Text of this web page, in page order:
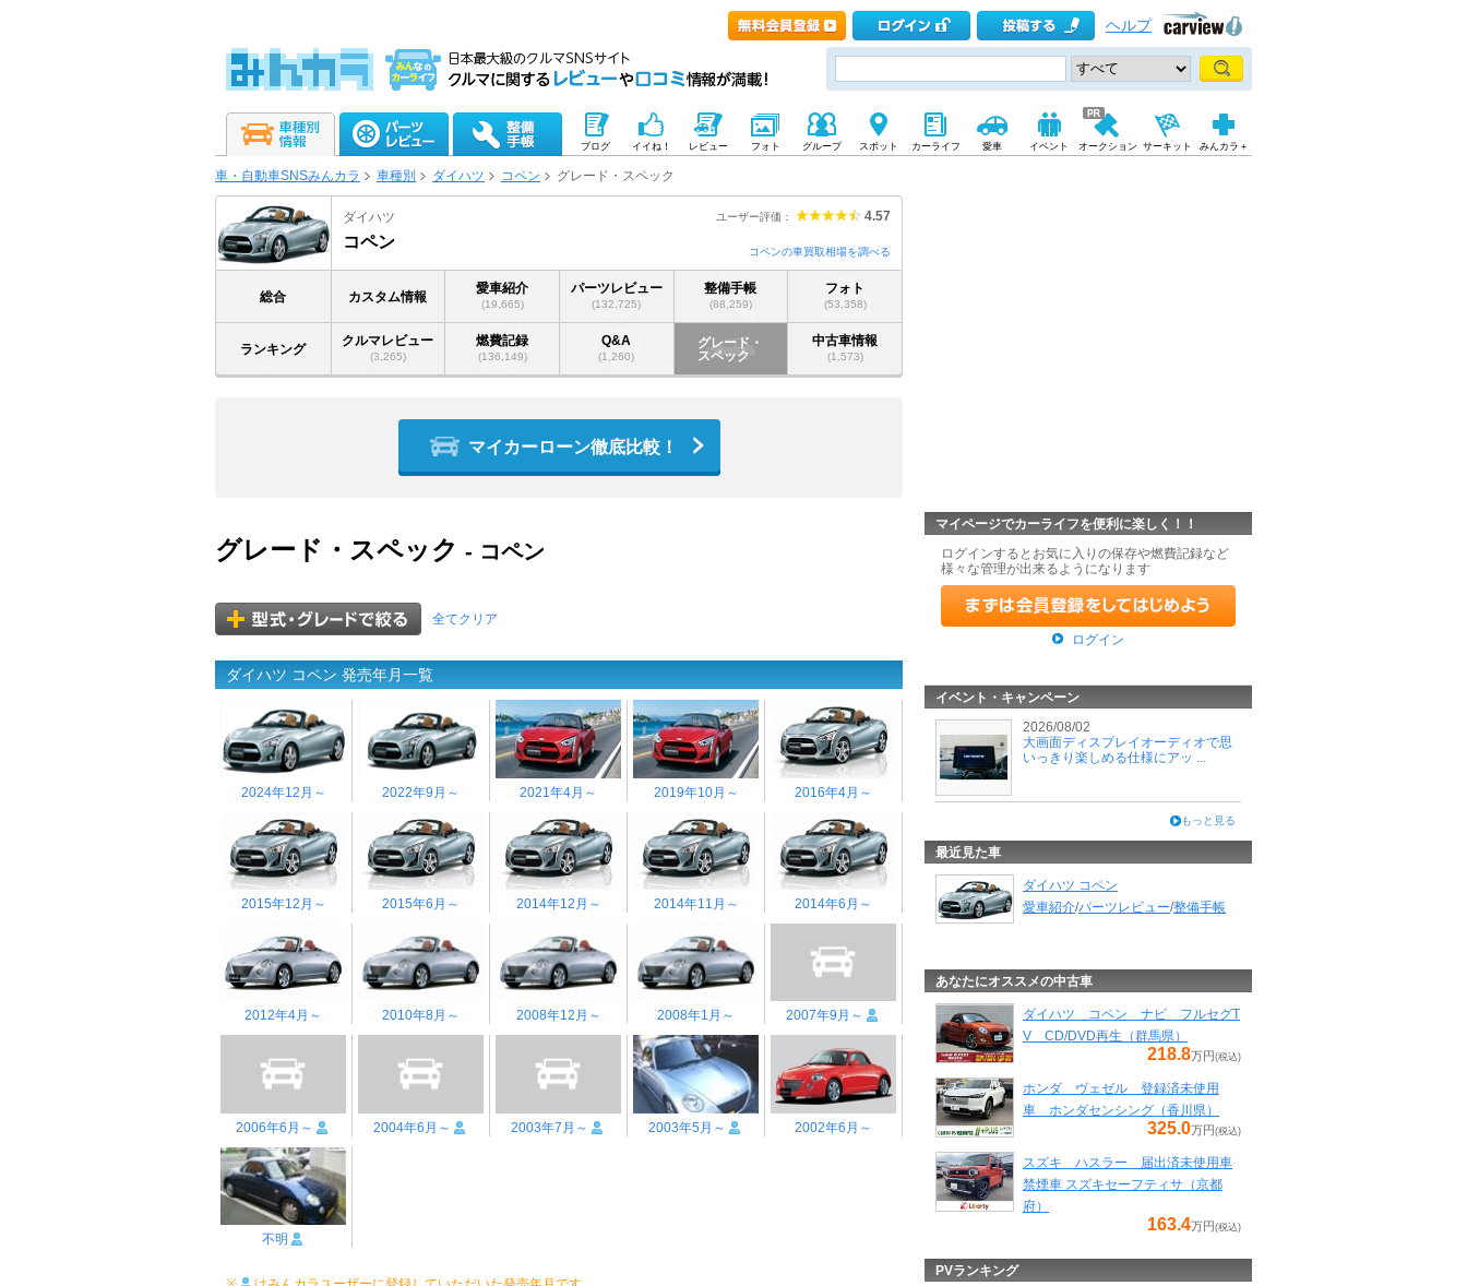
ヘルプ
ブログ イイね！ レビュー フォト グループ スポット カーライフ 愛車 イベント オークション サーキット みんカラ＋
車・自動車SNSみんカラ 車種別 ダイハツ コペン グレード・スペック
ユーザー評価： 4.57
ダイハツ
コペン
コペンの車買取相場を調べる
総合 カスタム情報
愛車紹介
(19,665)
パーツレビュー
(132,725)
整備手帳
(88,259)
フォト
(53,358)
ランキング
クルマレビュー
(3,265)
燃費記録
(136,149)
Q&A
(1,260)
グレード・
スペック
中古車情報
(1,573)
マイカーローン徹底比較！
グレード・スペック - コペン
全てクリア
ダイハツ コペン 発売年月一覧
2024年12月～ 2022年9月～ 2021年4月～ 2019年10月～ 2016年4月～
2015年12月～ 2015年6月～ 2014年12月～ 2014年11月～ 2014年6月～
2012年4月～ 2010年8月～ 2008年12月～ 2008年1月～ 2007年9月～
2006年6月～ 2004年6月～ 2003年7月～ 2003年5月～ 2002年6月～
不明
マイページでカーライフを便利に楽しく！！
ログインするとお気に入りの保存や燃費記録など
様々な管理が出来るようになります
ログイン
イベント・キャンペーン
2026/08/02
大画面ディスプレイオーディオで思
いっきり楽しめる仕様にアッ ...
もっと見る
最近見た車
ダイハツ コペン
愛車紹介/パーツレビュー/整備手帳
あなたにオススメの中古車
ダイハツ コペン ナビ フルセグT
V CD/DVD再生（群馬県）
218.8万円 (税込)
ホンダ ヴェゼル 登録済未使用
車 ホンダセンシング（香川県）
325.0万円 (税込)
スズキ ハスラー 届出済未使用車
禁煙車 スズキセーフティサ（京都
府）
163.4万円 (税込)
PVランキング